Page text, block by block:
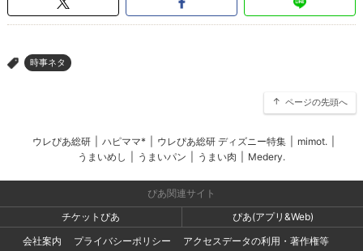
> 時事ネタ
ページの先頭へ
ウレぴあ総研 ハピママ* ウレぴあ総研 ディズニー特集 mimot.
うまいめし
うまいパン うまい肉 Medery.
ぴあ関連サイト
チケットぴあ
ぴあ(アプリ&Web)
会社案内
プライバシーポリシー アクセスデータの利用・著作権等